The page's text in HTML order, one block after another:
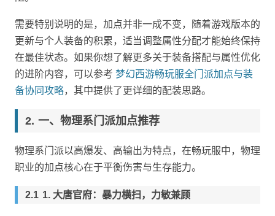
需要特别说明的是，加点并非一成不变，随着游戏版本的
更新与个人装备的积累，适当调整属性分配才能始终保持
在最佳状态。如果你想了解更多关于装备搭配与属性优化
的进阶内容，可以参考 梦幻西游畅玩服全门派加点与装
备协同攻略，其中提供了更详细的配装思路。
一、物理系门派加点推荐
物理系门派以高爆发、高输出为特点，在畅玩服中，物理
职业的加点核心在于平衡伤害与生存能力。
1. 大唐官府：暴力横扫，力敏兼顾